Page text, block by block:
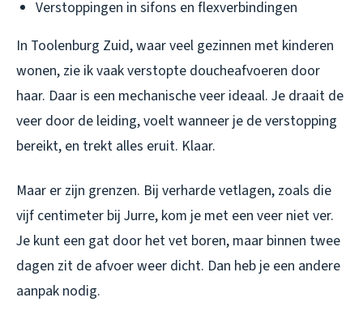
Verstoppingen in sifons en flexverbindingen
In Toolenburg Zuid, waar veel gezinnen met kinderen
wonen, zie ik vaak verstopte doucheafvoeren door
haar. Daar is een mechanische veer ideaal. Je draait de
veer door de leiding, voelt wanneer je de verstopping
bereikt, en trekt alles eruit. Klaar.
Maar er zijn grenzen. Bij verharde vetlagen, zoals die
vijf centimeter bij Jurre, kom je met een veer niet ver.
Je kunt een gat door het vet boren, maar binnen twee
dagen zit de afvoer weer dicht. Dan heb je een andere
aanpak nodig.